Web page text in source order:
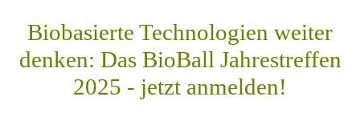
Biobasierte Technologien weiter
denken: Das BioBall Jahrestreffen
2025 - jetzt anmelden!